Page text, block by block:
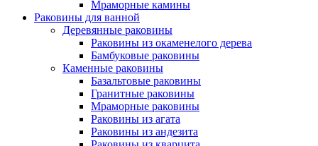
Мраморные камины
Раковины для ванной
Деревянные раковины
Раковины из окаменелого дерева
Бамбуковые раковины
Каменные раковины
Базальтовые раковины
Гранитные раковины
Мраморные раковины
Раковины из агата
Раковины из андезита